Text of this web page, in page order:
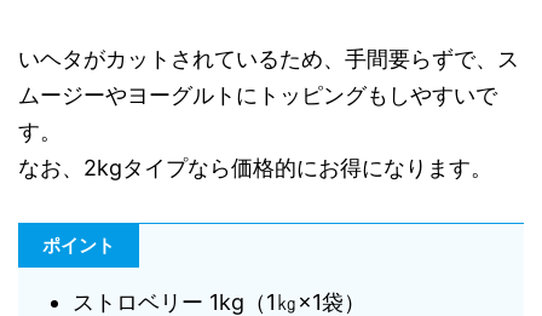
いヘタがカットされているため、手間要らずで、ス
ムージーやヨーグルトにトッピングもしやすいで
す。
なお、2kgタイプなら価格的にお得になります。
ポイント
ストロベリー 1kg（1㎏×1袋）